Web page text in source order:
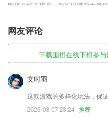
围棋在线下棋是一款可以赚取大量
在这款游戏中是可以获取大量的资
快速的进行成长，而且红包还能提
手续费。
围棋在线下棋软件特色
1,【英美名校外教】全英文环境，
保障学习者的纯正发音。
2,针对个人，提供一整套医疗安康
3,只要一个账号，所有兴趣信息全
网友评论
下载围棋在线下棋参
文时羽
这款游戏的多样化玩法，保
2026-08-07 23:24 推荐